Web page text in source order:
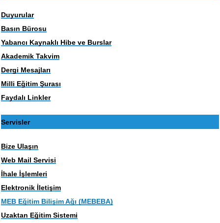
Duyurular
Basın Bürosu
Yabancı Kaynaklı Hibe ve Burslar
Akademik Takvim
Dergi Mesajları
Milli Eğitim Şurası
Faydalı Linkler
Servisler
Bize Ulaşın
Web Mail Servisi
İhale İşlemleri
Elektronik İletişim
MEB Eğitim Bilişim Ağı (MEBEBA)
Uzaktan Eğitim Sistemi